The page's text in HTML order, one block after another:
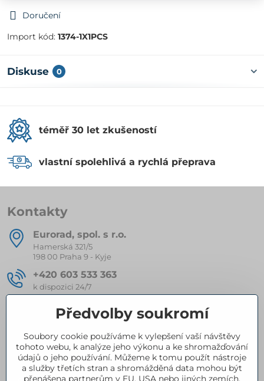
Doručení
Import kód: 1374-1X1PCS
Diskuse 0
téměř 30 let zkušeností
vlastní spolehlivá a rychlá přeprava
Kontakty
Eurorad, spol​. s r​.o​.
Hamerská 321/5
198 00 Praha 9 - Kyje
+420 603 533 363
k dispozici 24/7
eurorad​@seznam​.cz
Kompletní nabídka produktů
Předvolby soukromí
Soubory cookie používáme k vylepšení vaší návštěvy
tohoto webu, k analýze jeho výkonu a ke shromažďování
údajů o jeho používání. Můžeme k tomu použít nástroje
a služby třetích stran a shromážděná data mohou být
přenášena partnerům v EU, USA nebo jiných zemích.